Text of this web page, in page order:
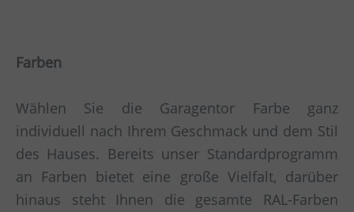
Farben
Wählen Sie die Garagentor Farbe ganz
individuell nach Ihrem Geschmack und dem Stil
des Hauses. Bereits unser Standardprogramm
an Farben bietet eine große Vielfalt, darüber
hinaus steht Ihnen die gesamte RAL-Farben